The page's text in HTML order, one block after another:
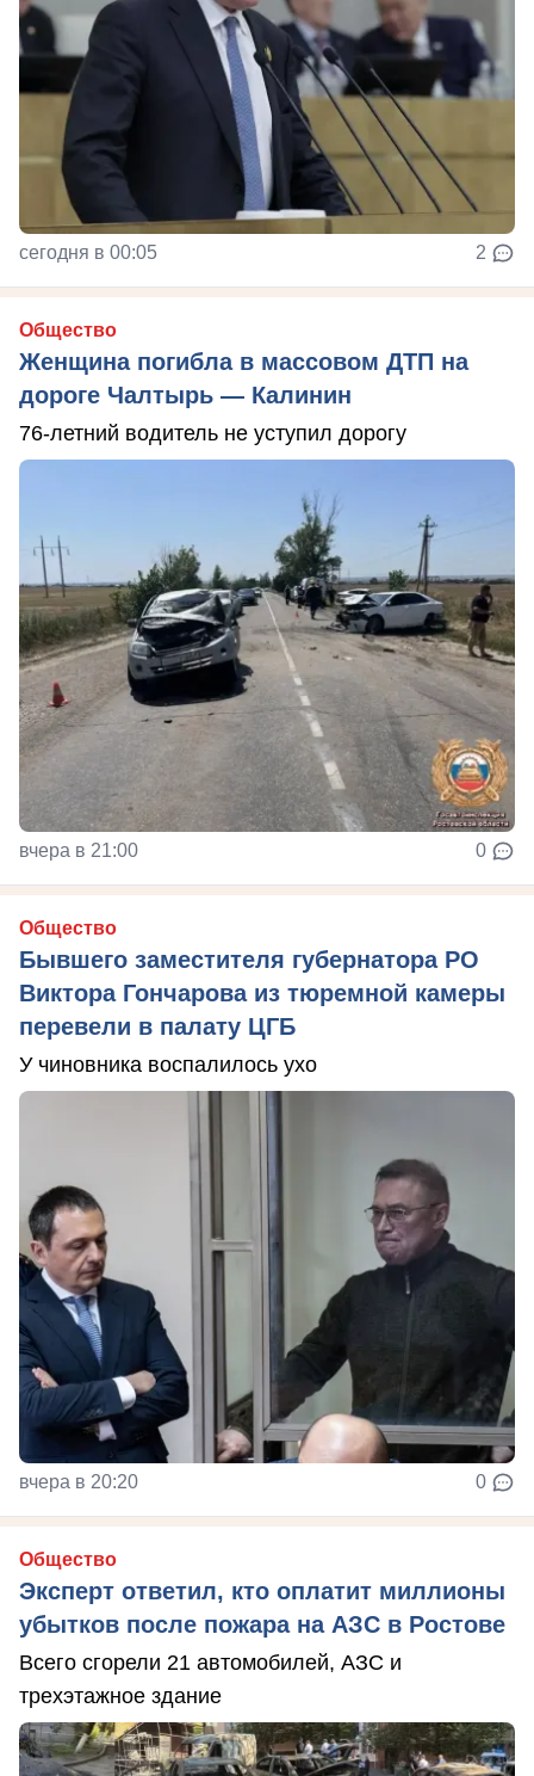
сегодня в 00:05 2
Общество
Женщина погибла в массовом ДТП на
дороге Чалтырь — Калинин
76-летний водитель не уступил дорогу
вчера в 21:00 0
Общество
Бывшего заместителя губернатора РО
Виктора Гончарова из тюремной камеры
перевели в палату ЦГБ
У чиновника воспалилось ухо
вчера в 20:20 0
Общество
Эксперт ответил, кто оплатит миллионы
убытков после пожара на АЗС в Ростове
Всего сгорели 21 автомобилей, АЗС и
трехэтажное здание